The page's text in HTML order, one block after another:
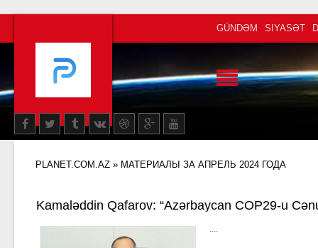
GÜNDƏM SIYASƏT
PLANET.COM.AZ » МАТЕРИАЛЫ ЗА АПРЕЛЬ 2024 ГОДА
Kamaləddin Qafarov: “Azərbaycan COP29-u
prosesinə kömək edə bilər”
....